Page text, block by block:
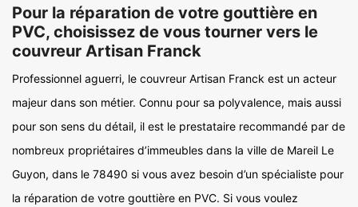
Pour la réparation de votre gouttière en
PVC, choisissez de vous tourner vers le
couvreur Artisan Franck
Professionnel aguerri, le couvreur Artisan Franck est un acteur
majeur dans son métier. Connu pour sa polyvalence, mais aussi
pour son sens du détail, il est le prestataire recommandé par de
nombreux propriétaires d’immeubles dans la ville de Mareil Le
Guyon, dans le 78490 si vous avez besoin d’un spécialiste pour
la réparation de votre gouttière en PVC. Si vous voulez